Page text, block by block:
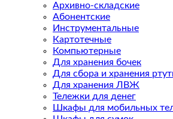
Архивно-складские
Абонентские
Инструментальные
Картотечные
Компьютерные
Для хранения бочек
Для сбора и хранения
Для хранения ЛВЖ
Тележки для денег
Шкафы для мобильных